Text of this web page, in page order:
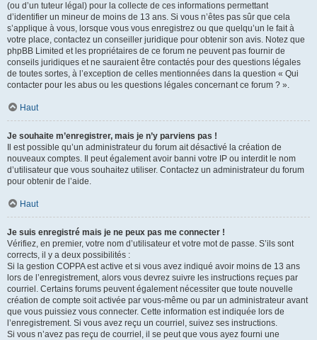
(ou d’un tuteur légal) pour la collecte de ces informations permettant
d’identifier un mineur de moins de 13 ans. Si vous n’êtes pas sûr que cela
s’applique à vous, lorsque vous vous enregistrez ou que quelqu’un le fait à
votre place, contactez un conseiller juridique pour obtenir son avis. Notez que
phpBB Limited et les propriétaires de ce forum ne peuvent pas fournir de
conseils juridiques et ne sauraient être contactés pour des questions légales
de toutes sortes, à l’exception de celles mentionnées dans la question « Qui
contacter pour les abus ou les questions légales concernant ce forum ? ».
Haut
Je souhaite m’enregistrer, mais je n’y parviens pas !
Il est possible qu’un administrateur du forum ait désactivé la création de
nouveaux comptes. Il peut également avoir banni votre IP ou interdit le nom
d’utilisateur que vous souhaitez utiliser. Contactez un administrateur du forum
pour obtenir de l’aide.
Haut
Je suis enregistré mais je ne peux pas me connecter !
Vérifiez, en premier, votre nom d’utilisateur et votre mot de passe. S’ils sont
corrects, il y a deux possibilités :
Si la gestion COPPA est active et si vous avez indiqué avoir moins de 13 ans
lors de l’enregistrement, alors vous devrez suivre les instructions reçues par
courriel. Certains forums peuvent également nécessiter que toute nouvelle
création de compte soit activée par vous-même ou par un administrateur avant
que vous puissiez vous connecter. Cette information est indiquée lors de
l’enregistrement. Si vous avez reçu un courriel, suivez ses instructions.
Si vous n’avez pas reçu de courriel, il se peut que vous ayez fourni une